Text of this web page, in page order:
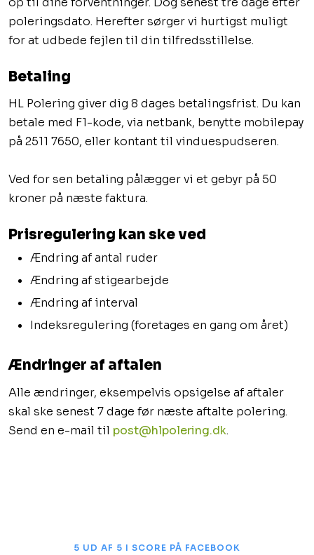
poleringsdato. Herefter sørger vi hurtigst muligt
for at udbede fejlen til din tilfredsstillelse.
​Betaling
​HL Polering giver dig 8 dages betalingsfrist. Du kan
betale med F1-kode, via netbank, benytte mobilepay
på 2511 7650, eller kontant til vinduespudseren.
​Ved for sen betaling pålægger vi et gebyr på 50
kroner på næste faktura.
Prisregulering kan ske ved
​Ændring af antal ruder
​Ændring af stigearbejde
​Ændring af interval
​Indeksregulering (foretages en gang om året)
Ændringer af aftalen
Alle ændringer, eksempelvis opsigelse af aftaler
skal ske senest 7 dage før næste aftalte polering.
Send en e-mail til post@hlpolering.dk.
​5 UD AF 5 I SCORE PÅ FACEBOOK